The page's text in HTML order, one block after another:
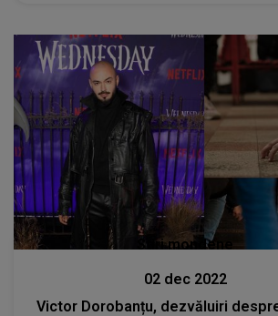
Stiri mondene
02 dec 2022
Victor Dorobanțu, dezvăluiri